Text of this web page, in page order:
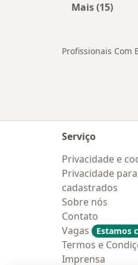
Mais (15)
Profissionais Com
Serviço
Privacidade e
Privacidade
cadastrados
Sobre nós
Contato
Vagas
Estamos
Termos e
Imprensa